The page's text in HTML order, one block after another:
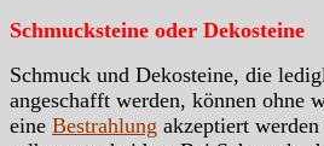
Schmucksteine oder Dekosteine
Schmuck und Dekosteine, die
angeschafft werden, können ohne
eine Bestrahlung akzeptiert